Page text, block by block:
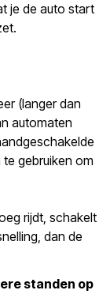
je de auto start
(langer dan
automaten
gebruiken om
rijdt, schakelt
dan de
standen op